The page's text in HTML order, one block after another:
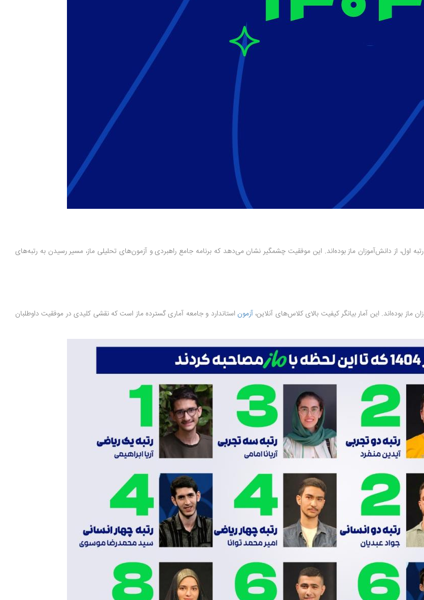
در گروه آزمایشی تجربی، آترینا فرحمند (رتبه ۱) و آیدین منفرد (رتبه ۲) در کنار ۹ نفر از ۱۰ رتبه اول، از دانش‌آموزان ماز بوده‌اند. این موفقیت چشمگیر نشان می‌دهد که برنامه جامع راهبردی و آزمون‌های تحلیلی ماز، مسیر رسیدن به رتبه‌های
آزمون‌استاندارد و جامعه آماری گسترده ماز است که نقشی کلیدی در موفقیت داوطلبان